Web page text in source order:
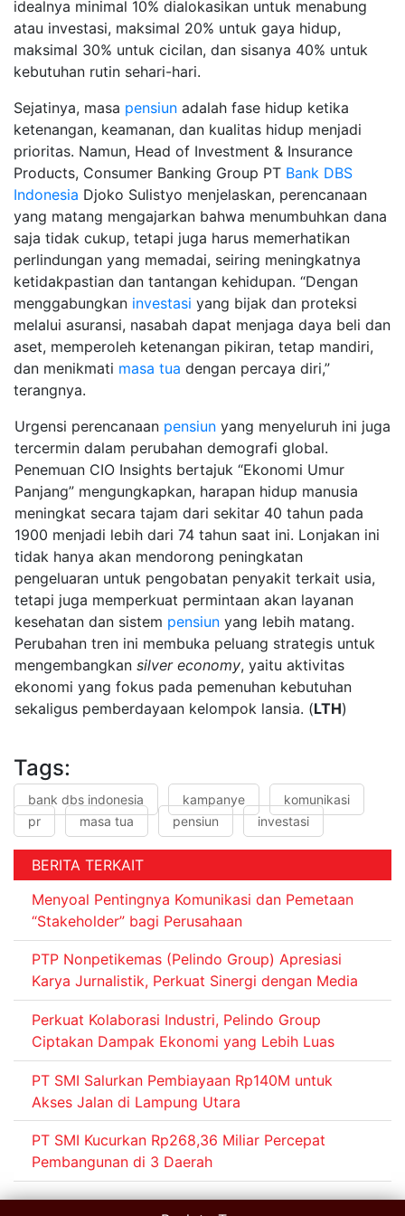
idealnya minimal 10% dialokasikan untuk menabung
atau investasi, maksimal 20% untuk gaya hidup,
maksimal 30% untuk cicilan, dan sisanya 40% untuk
kebutuhan rutin sehari-hari.
Sejatinya, masa pensiun adalah fase hidup ketika
ketenangan, keamanan, dan kualitas hidup menjadi
prioritas. Namun, Head of Investment & Insurance
Products, Consumer Banking Group PT Bank DBS
Indonesia Djoko Sulistyo menjelaskan, perencanaan
yang matang mengajarkan bahwa menumbuhkan dana
saja tidak cukup, tetapi juga harus memerhatikan
perlindungan yang memadai, seiring meningkatnya
ketidakpastian dan tantangan kehidupan. “Dengan
menggabungkan investasi yang bijak dan proteksi
melalui asuransi, nasabah dapat menjaga daya beli dan
aset, memperoleh ketenangan pikiran, tetap mandiri,
dan menikmati masa tua dengan percaya diri,”
terangnya.
Urgensi perencanaan pensiun yang menyeluruh ini juga
tercermin dalam perubahan demografi global.
Penemuan CIO Insights bertajuk “Ekonomi Umur
Panjang” mengungkapkan, harapan hidup manusia
meningkat secara tajam dari sekitar 40 tahun pada
1900 menjadi lebih dari 74 tahun saat ini. Lonjakan ini
tidak hanya akan mendorong peningkatan
pengeluaran untuk pengobatan penyakit terkait usia,
tetapi juga memperkuat permintaan akan layanan
kesehatan dan sistem pensiun yang lebih matang.
Perubahan tren ini membuka peluang strategis untuk
mengembangkansilver economy, yaitu aktivitas
ekonomi yang fokus pada pemenuhan kebutuhan
sekaligus pemberdayaan kelompok lansia. (LTH)
Tags:
bank dbs indonesia kampanye
komunikasi
pr
masa tua pensiun investasi
BERITA TERKAIT
Menyoal Pentingnya Komunikasi dan Pemetaan
“Stakeholder” bagi Perusahaan
PTP Nonpetikemas (Pelindo Group) Apresiasi
Karya Jurnalistik, Perkuat Sinergi dengan Media
Perkuat Kolaborasi Industri, Pelindo Group
Ciptakan Dampak Ekonomi yang Lebih Luas
PT SMI Salurkan Pembiayaan Rp140M untuk
Akses Jalan di Lampung Utara
PT SMI Kucurkan Rp268,36 Miliar Percepat
Pembangunan di 3 Daerah